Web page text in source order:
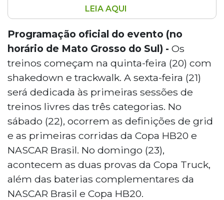
O Autódromo Internacional Orlando
Moura, em Campo Grande-MS, será o
palco da abertura da temporada 2025 da
Copa Truck, NASCAR Brasil e Copa
Hyundai HB20 nos dias 22 e 23 de março.
A programação inclui seis corridas,
distribuídas entre sábado e domingo,
além de treinos, classificações e visitação
aos boxes. Ingressos a partir de R$ 25
estão disponíveis online. As corridas serão
transmitidas pela Band, SporTV e canais
de streaming. O evento contará com a
presença de grandes nomes do
automobilismo brasileiro, como Rubens
Barrichello e Cacá Bueno.
LEIA AQUI
Programação oficial do evento (no
horário de Mato Grosso do Sul) - Os
treinos começam na quinta-feira (20) com
shakedown e trackwalk. A sexta-feira (21)
será dedicada às primeiras sessões de
treinos livres das três categorias. No
sábado (22), ocorrem as definições de grid
e as primeiras corridas da Copa HB20 e
NASCAR Brasil. No domingo (23),
acontecem as duas provas da Copa Truck,
além das baterias complementares da
NASCAR Brasil e Copa HB20.